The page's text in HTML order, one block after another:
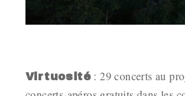
Virtuosité : 29 concerts au